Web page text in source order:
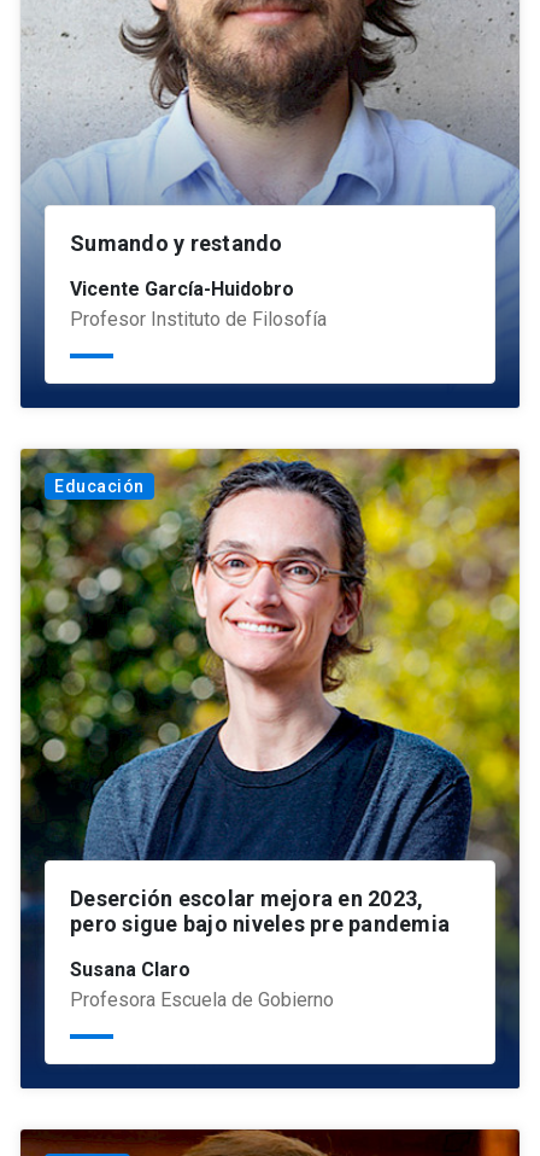
Sumando y restando
Vicente García-Huidobro
Profesor Instituto de Filosofía
Educación
Deserción escolar mejora en 2023,
pero sigue bajo niveles pre pandemia
Susana Claro
Profesora Escuela de Gobierno